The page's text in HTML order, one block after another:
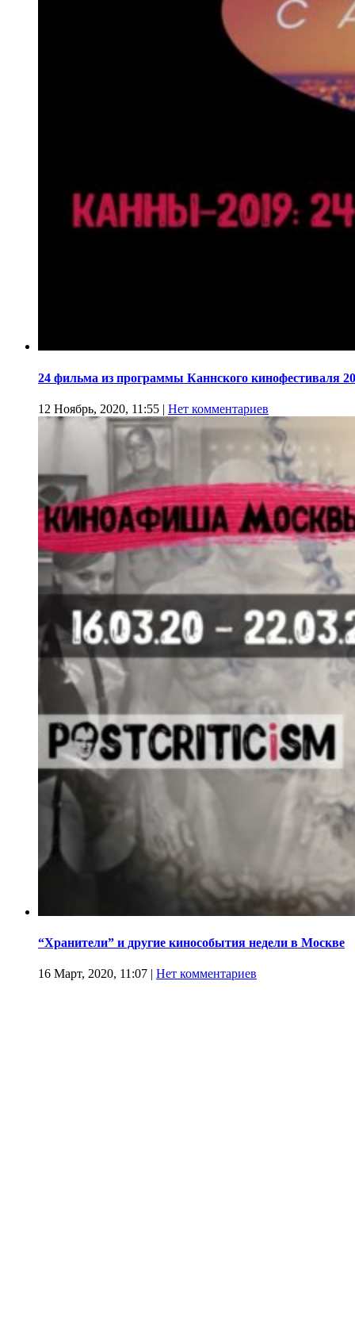
24 фильма из программы Каннского кинофестиваля
12 Ноябрь, 2020, 11:55 | Нет комментариев
“Хранители” и другие кинособытия недели в Москве
16 Март, 2020, 11:07 | Нет комментариев